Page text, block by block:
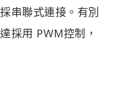
串聯式連接。有別
採用 PWM控制，